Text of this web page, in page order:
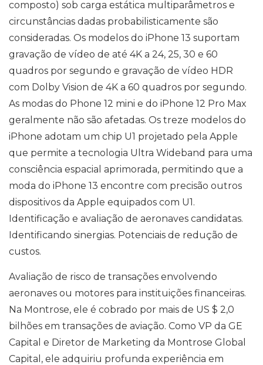
composto) sob carga estática multiparâmetros e
circunstâncias dadas probabilisticamente são
consideradas. Os modelos do iPhone 13 suportam
gravação de vídeo de até 4K a 24, 25, 30 e 60
quadros por segundo e gravação de vídeo HDR
com Dolby Vision de 4K a 60 quadros por segundo.
As modas do Phone 12 mini e do iPhone 12 Pro Max
geralmente não são afetadas. Os treze modelos do
iPhone adotam um chip U1 projetado pela Apple
que permite a tecnologia Ultra Wideband para uma
consciência espacial aprimorada, permitindo que a
moda do iPhone 13 encontre com precisão outros
dispositivos da Apple equipados com U1.
Identificação e avaliação de aeronaves candidatas.
Identificando sinergias. Potenciais de redução de
custos.
Avaliação de risco de transações envolvendo
aeronaves ou motores para instituições financeiras.
Na Montrose, ele é cobrado por mais de US $ 2,0
bilhões em transações de aviação. Como VP da GE
Capital e Diretor de Marketing da Montrose Global
Capital, ele adquiriu profunda experiência em